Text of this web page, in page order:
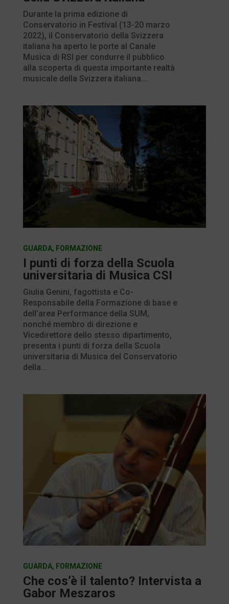
Durante la prima edizione di
Conservatorio in Festival (13-20 marzo
2022), il Conservatorio della Svizzera
italiana ha aperto le porte al Canale
Musica di RSI per condurre il pubblico
alla scoperta di questa importante realtà
musicale della Svizzera italiana....
I punti di forza della Scuola
universitaria di Musica CSI
GUARDA, FORMAZIONE
Giulia Genini, fagottista e Co-
Responsabile della Formazione di base e
dell’area Performance della SUM,
nonché membro di direzione e
Vicedirettore dello stesso dipartimento,
presenta i punti di forza della Scuola
universitaria di Musica del Conservatorio
della...
Che cos’è il talento? Intervista a
Gabor Meszaros
GUARDA, FORMAZIONE